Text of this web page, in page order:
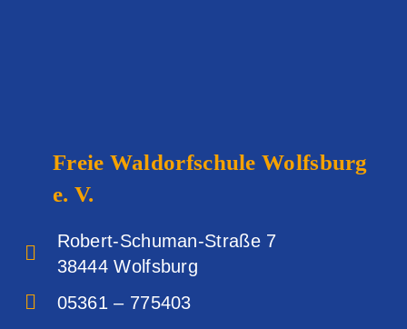
Freie Waldorfschule Wolfsburg
e. V.
Robert-Schuman-Straße 7
38444 Wolfsburg‎
05361 – 775403